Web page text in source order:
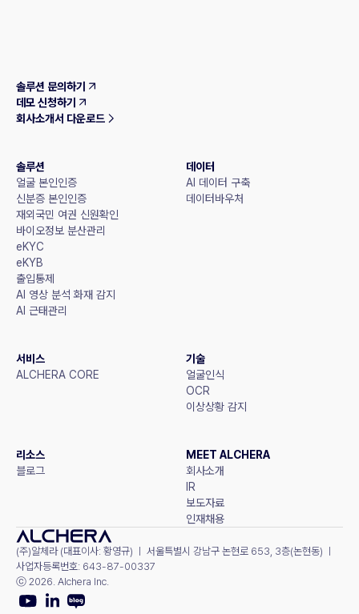
솔루션 문의하기
데모 신청하기
회사소개서 다운로드
솔루션
얼굴 본인인증
신분증 본인인증
재외국민 여권 신원확인
바이오정보 분산관리
eKYC
eKYB
출입통제
AI 영상 분석 화재 감지
AI 근태관리
데이터
AI 데이터 구축
데이터바우처
서비스
ALCHERA CORE
기술
얼굴인식
OCR
이상상황 감지
리소스
블로그
MEET ALCHERA
회사소개
IR
보도자료
인재채용
(주)알체라 (대표이사: 황영규) ㅣ 서울특별시 강남구 논현로 653, 3층(논현동) ㅣ
사업자등록번호: 643-87-00337
ⓒ 2026. Alchera Inc.